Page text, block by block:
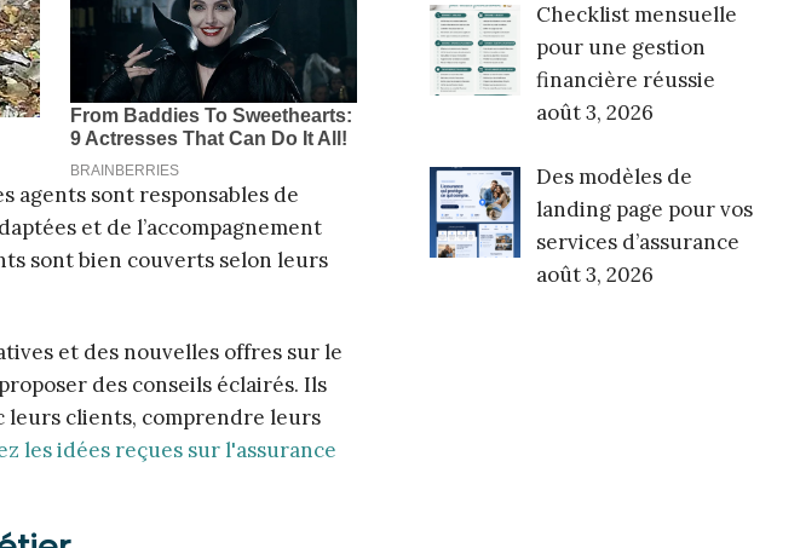
agents sont responsables de
et de l’accompagnement
sont bien couverts selon leurs
et des nouvelles offres sur le
des conseils éclairés. Ils
clients, comprendre leurs
les idées reçues sur l'assurance
Checklist mensuelle
pour une gestion
financière réussie
août 3, 2026
Des modèles de
landing page pour vos
services d’assurance
août 3, 2026